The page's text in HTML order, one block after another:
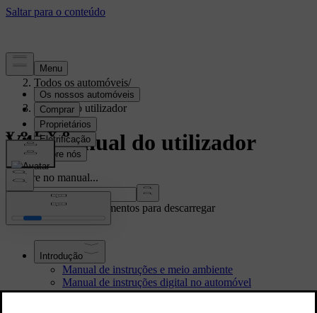
Apoio
Todos os automóveis/
V40 2019/
Manual do utilizador
V40 Manual do utilizador
Procure no manual...
Mostrar outros documentos para descarregar
Introdução
Manual de instruções e meio ambiente
Manual de instruções digital no automóvel
Acessórios e equipamento extra